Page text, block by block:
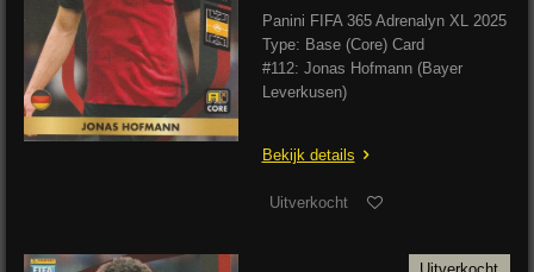
Panini FIFA 365 Adrenalyn XL 2025
Type: Base (Core) Card
#112: Jonas Hofmann (Bayer
Leverkusen)
Bekijk details
Uitverkocht